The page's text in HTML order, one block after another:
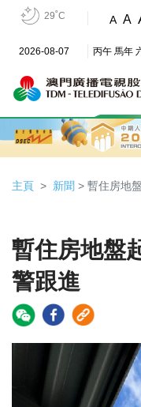
29˚C A A
2026-08-07 丙午 馬年
主頁 新聞 > 暫住房地
暫住房地盤
警跟進